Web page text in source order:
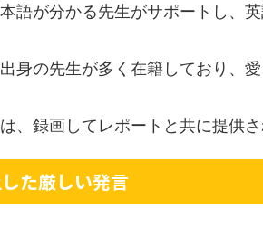
語が分かる先生がサポートし、
身の先生が多く在籍しており、
、録画してレポートと共に提供さ
た厳しい発言